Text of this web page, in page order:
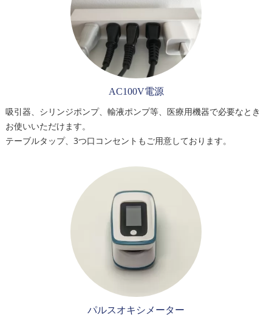
AC100V電源
吸引器、シリンジポンプ、輸液ポンプ等、医療用機器で必要なとき
お使いいただけます。
テーブルタップ、3つ口コンセントもご用意しております。
パルスオキシメーター